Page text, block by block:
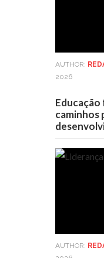
AUTHOR:
2026
Educação
caminhos
AUTHOR: